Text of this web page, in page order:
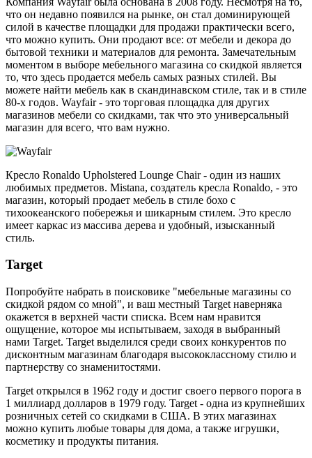
что он недавно появился на рынке, он стал доминирующей
силой в качестве площадки для продажи практически всего,
что можно купить. Они продают все: от мебели и декора до
бытовой техники и материалов для ремонта. Замечательным
моментом в выборе мебельного магазина со скидкой является
то, что здесь продается мебель самых разных стилей. Вы
можете найти мебель как в скандинавском стиле, так и в стиле
80-х годов. Wayfair - это торговая площадка для других
магазинов мебели со скидками, так что это универсальный
магазин для всего, что вам нужно.
Кресло Ronaldo Upholstered Lounge Chair - один из наших
любимых предметов. Mistana, создатель кресла Ronaldo, - это
магазин, который продает мебель в стиле бохо с
тихоокеанского побережья и шикарным стилем. Это кресло
имеет каркас из массива дерева и удобный, изысканный
стиль.
Target
Попробуйте набрать в поисковике "мебельные магазины со
скидкой рядом со мной", и ваш местный Target наверняка
окажется в верхней части списка. Всем нам нравится
ощущение, которое мы испытываем, заходя в выбранный
нами Target. Target выделился среди своих конкурентов по
дисконтным магазинам благодаря высококлассному стилю и
партнерству со знаменитостями.
Target открылся в 1962 году и достиг своего первого порога в
1 миллиард долларов в 1979 году. Target - одна из крупнейших
розничных сетей со скидками в США. В этих магазинах
можно купить любые товары для дома, а также игрушки,
косметику и продукты питания.